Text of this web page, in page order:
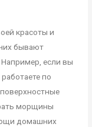
красоты и
бывают
если вы
по
морщины
домашних